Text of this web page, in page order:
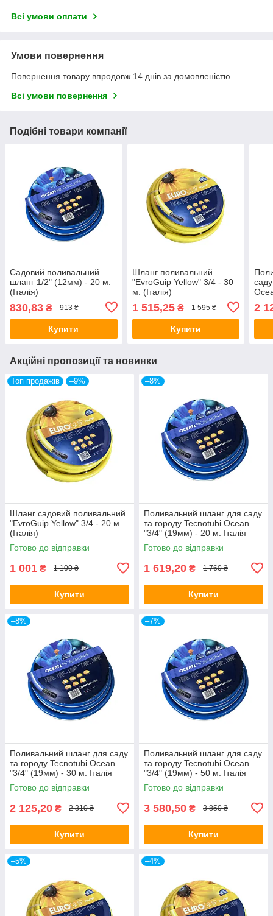
Всі умови оплати
Умови повернення
Повернення товару впродовж 14 днів за домовленістю
Всі умови повернення
Подібні товари компанії
Садовий поливальний
шланг 1/2" (12мм) - 20 м.
(Італія)
830,83 ₴ 913 ₴
Купити
Шланг поливальний
"EvroGuip Yellow" 3/4 - 30
м. (Італія)
1 515,25₴ 1 595 ₴
Купити
2
Акційні пропозиції та новинки
Топ продажів –9%
Шланг садовий поливальний
"EvroGuip Yellow" 3/4 - 20 м.
(Італія)
Готово до відправки
1 001 ₴ 1 100 ₴
Купити
–8%
Поливальний шланг для саду
та городу Tecnotubi Ocean
"3/4" (19мм) - 20 м. Італія
Готово до відправки
1 619,20 ₴ 1 760 ₴
Купити
–8%
Поливальний шланг для саду
та городу Tecnotubi Ocean
"3/4" (19мм) - 30 м. Італія
Готово до відправки
2 125,20 ₴ 2 310 ₴
Купити
–7%
Поливальний шланг для саду
та городу Tecnotubi Ocean
"3/4" (19мм) - 50 м. Італія
Готово до відправки
3 580,50 ₴ 3 850 ₴
Купити
–5% –4%